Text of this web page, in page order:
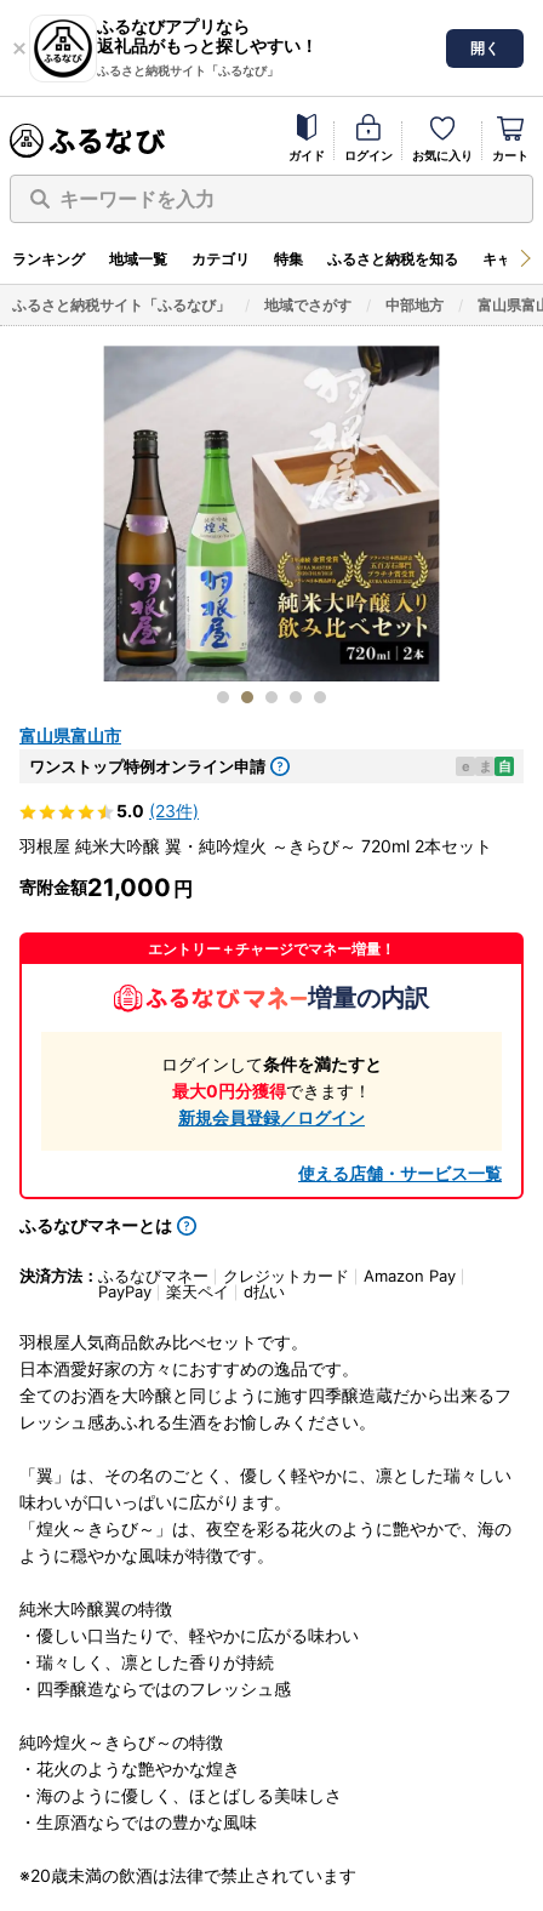
ふるなびアプリなら
返礼品がもっと探しやすい！
ふるさと納税サイト「ふるなび」
開く
ガイド ログイン お気に入り カート
キーワードを入力
ランキング 地域一覧 カテゴリ 特集 ふるさと納税を知る キャン
ふるさと納税サイト「ふるなび」 地域でさがす 中部地方 富山県富
富山県富山市
ワンストップ特例オンライン申請 e ま 自
5.0 (23件)
羽根屋 純米大吟醸 翼・純吟煌火 ～きらび～ 720ml 2本セット
寄附金額21,000
エントリー＋チャージでマネー増量！
増量の内訳
ログインして条件を満たすと
最大0円分獲得できます！
新規会員登録／ログイン
使える店舗・サービス一覧
ふるなびマネーとは
決済方法： ふるなびマネー クレジットカード
Amazon Pay
PayPay
楽天ペイ d払い
羽根屋人気商品飲み比べセットです。
日本酒愛好家の方々におすすめの逸品です。
全てのお酒を大吟醸と同じように施す四季醸造蔵だから出来るフ
レッシュ感あふれる生酒をお愉しみください。
「翼」は、その名のごとく、優しく軽やかに、凛とした瑞々しい
味わいが口いっぱいに広がります。
「煌火～きらび～」は、夜空を彩る花火のように艶やかで、海の
ように穏やかな風味が特徴です。
純米大吟醸翼の特徴
・優しい口当たりで、軽やかに広がる味わい
・瑞々しく、凛とした香りが持続
・四季醸造ならではのフレッシュ感
純吟煌火～きらび～の特徴
・花火のような艶やかな煌き
・海のように優しく、ほとばしる美味しさ
・生原酒ならではの豊かな風味
※20歳未満の飲酒は法律で禁止されています